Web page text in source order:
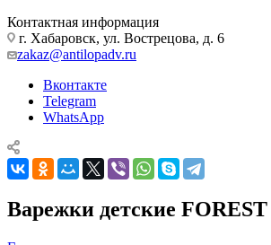
Контактная информация
г. Хабаровск, ул. Вострецова, д. 6
zakaz@antilopadv.ru
Вконтакте
Telegram
WhatsApp
Варежки детские FOREST